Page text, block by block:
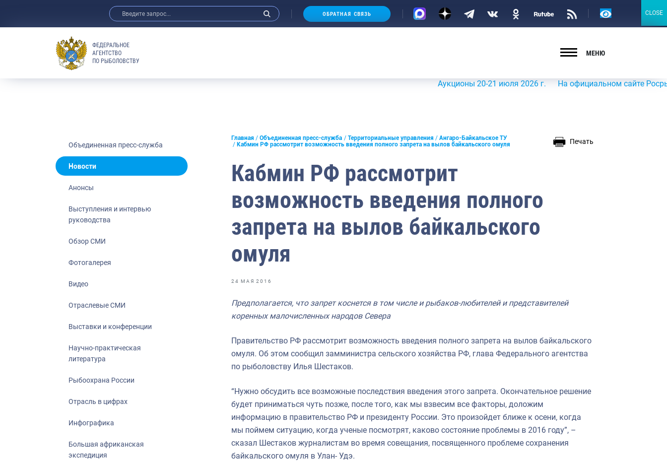
Анонсы
Отраслевые СМИ
Выставки и конференции
Рыбоохрана России
Отрасль в цифрах
Большая африканская экспедиция
ОБРАТНАЯ СВЯЗЬ
Версия
ФЕДЕРАЛЬНОЕ
АГЕНТСТВО
ПО РЫБОЛОВСТВУ
МЕНЮ
Аукционы 20-21 июля 2026 г. На официальном сайте
Объединенная пресс-служба
Новости
Анонсы
Выступления и интервью
руководства
Обзор СМИ
Фотогалерея
Видео
Отраслевые СМИ
Выставки и конференции
Научно-практическая
литература
Рыбоохрана России
Отрасль в цифрах
Инфографика
Большая африканская
экспедиция
Главная Объединенная пресс-служба Территориальные управления
Ангаро-Байкальское ТУ
Кабмин РФ рассмотрит возможность введения полного запрета на вылов байкальского омуля
Печать
Кабмин РФ рассмотрит
возможность введения полного
запрета на вылов байкальского
омуля
24 МАЯ 2016
Предполагается, что запрет коснется в том числе и рыбаков-любителей и представителей
коренных малочисленных народов Севера
Правительство РФ рассмотрит возможность введения полного запрета на вылов байкальского
омуля. Об этом сообщил замминистра сельского хозяйства РФ, глава Федерального агентства
по рыболовству Илья Шестаков.
“Нужно обсудить все возможные последствия введения этого запрета. Окончательное решение
будет приниматься чуть позже, после того, как мы взвесим все факторы, доложим
информацию в правительство РФ и президенту России. Это произойдет ближе к осени, когда
мы поймем ситуацию, когда ученые посмотрят, каково состояние проблемы в 2016 году”, –
сказал Шестаков журналистам во время совещания, посвященного проблеме сохранения
байкальского омуля в Улан- Удэ.
CLOSE
CLOSE